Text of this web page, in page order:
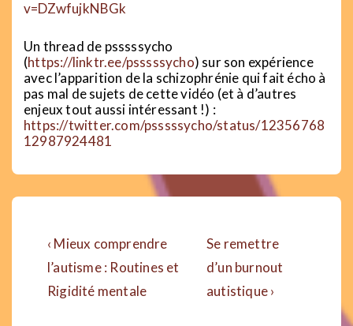
v=DZwfujkNBGk
Un thread de psssssycho
(https://linktr.ee/psssssycho) sur son expérience
avec l’apparition de la schizophrénie qui fait écho à
pas mal de sujets de cette vidéo (et à d’autres
enjeux tout aussi intéressant !) :
https://twitter.com/psssssycho/status/12356768
12987924481
Navigation
de
l’article
Previous
Post
is
‹ Mieux comprendre
l’autisme : Routines et
Rigidité mentale
Next
Post
is
Se remettre
d’un burnout
autistique ›